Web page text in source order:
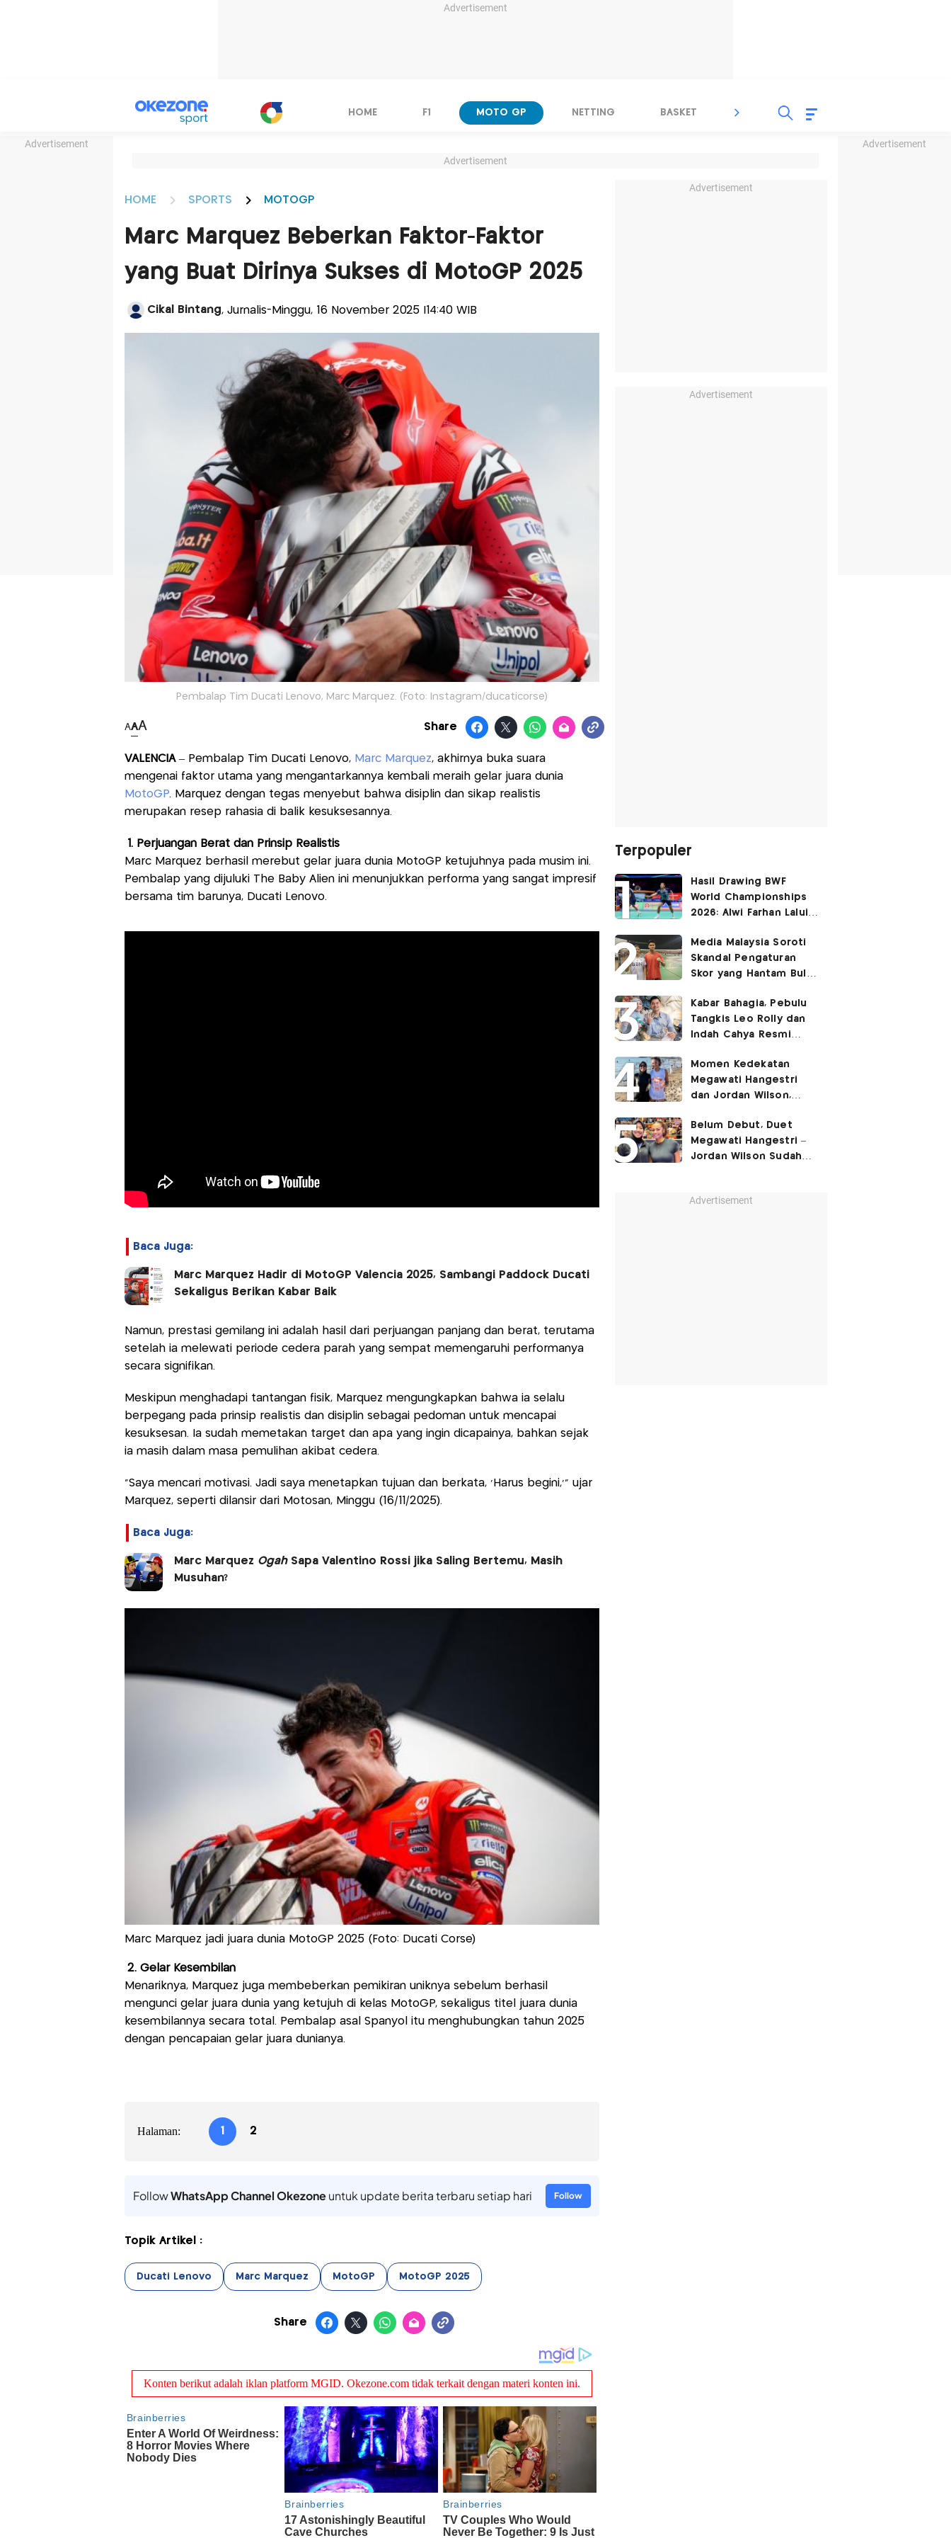
Advertisement
Advertisement Advertisement
HOME F1 MOTO GP NETTING BASKET SPORT LAIN
Advertisement
HOME SPORTS MOTOGP
Marc Marquez Beberkan Faktor-Faktor
yang Buat Dirinya Sukses di MotoGP 2025
Cikal Bintang, Jurnalis-Minggu, 16 November 2025 |14:40 WIB
Pembalap Tim Ducati Lenovo, Marc Marquez. (Foto: Instagram/ducaticorse)
AAA Share
VALENCIA – Pembalap Tim Ducati Lenovo, Marc Marquez, akhirnya buka suara
mengenai faktor utama yang mengantarkannya kembali meraih gelar juara dunia
MotoGP. Marquez dengan tegas menyebut bahwa disiplin dan sikap realistis
merupakan resep rahasia di balik kesuksesannya.
1. Perjuangan Berat dan Prinsip Realistis
Marc Marquez berhasil merebut gelar juara dunia MotoGP ketujuhnya pada musim ini.
Pembalap yang dijuluki The Baby Alien ini menunjukkan performa yang sangat impresif
bersama tim barunya, Ducati Lenovo.
Baca Juga:
Marc Marquez Hadir di MotoGP Valencia 2025, Sambangi Paddock Ducati
Sekaligus Berikan Kabar Baik
Namun, prestasi gemilang ini adalah hasil dari perjuangan panjang dan berat, terutama
setelah ia melewati periode cedera parah yang sempat memengaruhi performanya
secara signifikan.
Meskipun menghadapi tantangan fisik, Marquez mengungkapkan bahwa ia selalu
berpegang pada prinsip realistis dan disiplin sebagai pedoman untuk mencapai
kesuksesan. Ia sudah memetakan target dan apa yang ingin dicapainya, bahkan sejak
ia masih dalam masa pemulihan akibat cedera.
"Saya mencari motivasi. Jadi saya menetapkan tujuan dan berkata, 'Harus begini,'" ujar
Marquez, seperti dilansir dari Motosan, Minggu (16/11/2025).
Baca Juga:
Marc Marquez OgahSapa Valentino Rossi jika Saling Bertemu, Masih
Musuhan?
Marc Marquez jadi juara dunia MotoGP 2025 (Foto: Ducati Corse)
2. Gelar Kesembilan
Menariknya, Marquez juga membeberkan pemikiran uniknya sebelum berhasil
mengunci gelar juara dunia yang ketujuh di kelas MotoGP, sekaligus titel juara dunia
kesembilannya secara total. Pembalap asal Spanyol itu menghubungkan tahun 2025
dengan pencapaian gelar juara dunianya.
Halaman: 1 2
FollowWhatsApp Channel Okezoneuntuk update berita terbaru setiap hari Follow
Topik Artikel :
Ducati Lenovo Marc Marquez MotoGP MotoGP 2025
Share
Advertisement
Advertisement
Terpopuler
Hasil Drawing BWF
World Championships
2026: Alwi Farhan Lalui
Dapat Bye
Media Malaysia Soroti
Skandal Pengaturan
Skor yang Hantam Bulu
Libatkan Jafar/Felisha!
Kabar Bahagia, Pebulu
Tangkis Leo Rolly dan
Indah Cahya Resmi
Momen Kedekatan
Megawati Hangestri
dan Jordan Wilson,
Hillstate di Pantai!
Belum Debut, Duet
Megawati Hangestri –
Jordan Wilson Sudah
Advertisement